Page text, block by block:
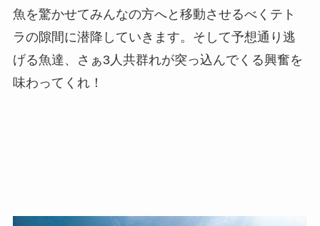
魚を驚かせてみんなの方へと移動させるべくテト
ラの隙間に潜降していきます。そして予想通り逃
げる魚達、さぁ3人共群れが突っ込んでくる興奮を
味わってくれ！